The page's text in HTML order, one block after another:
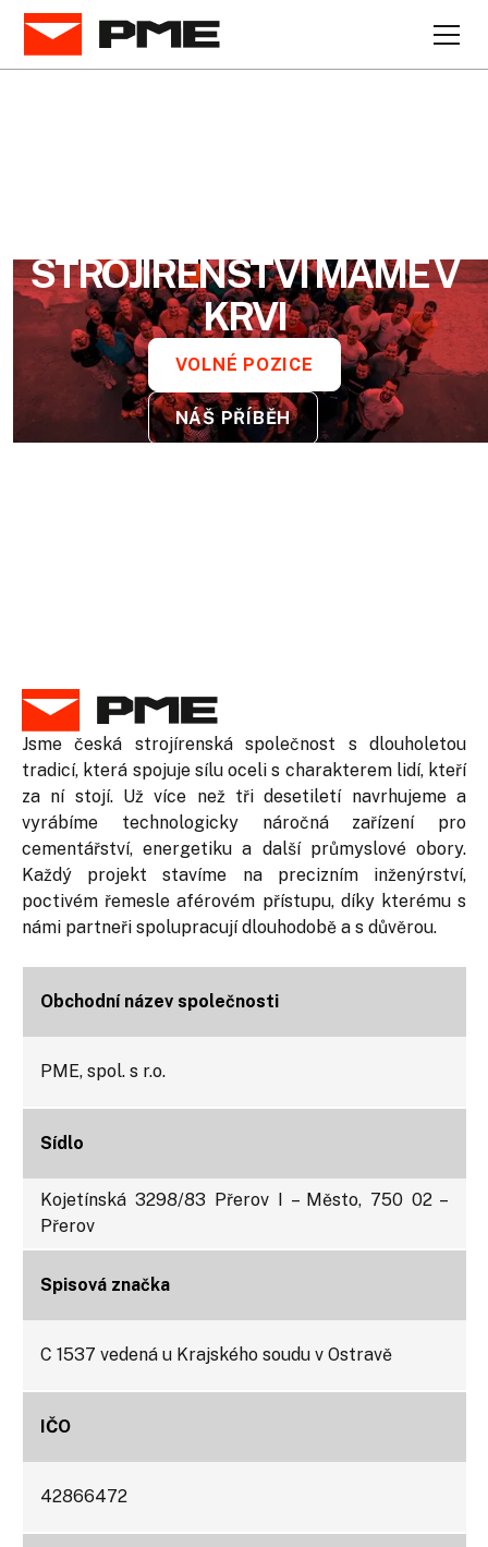
STROJÍRENSTVÍ MÁME V
KRVI
VOLNÉ POZICE
NÁŠ PŘÍBĚH
Jsme česká strojírenská společnost s dlouholetou
tradicí, která spojuje sílu oceli s charakterem lidí, kteří
za ní stojí. Už více než tři desetiletí navrhujeme a
vyrábíme technologicky náročná zařízení pro
cementářství, energetiku a další průmyslové obory.
Každý projekt stavíme na precizním inženýrství,
poctivém řemesle aférovém přístupu, díky kterému s
námi partneři spolupracují dlouhodobě a s důvěrou.
Obchodní název společnosti​
PME, spol. s r.o.
Sídlo
Kojetínská 3298/83 Přerov I – Město, 750 02 –
Přerov
Spisová značka​
C 1537 vedená u Krajského soudu v Ostravě​
IČO
42866472